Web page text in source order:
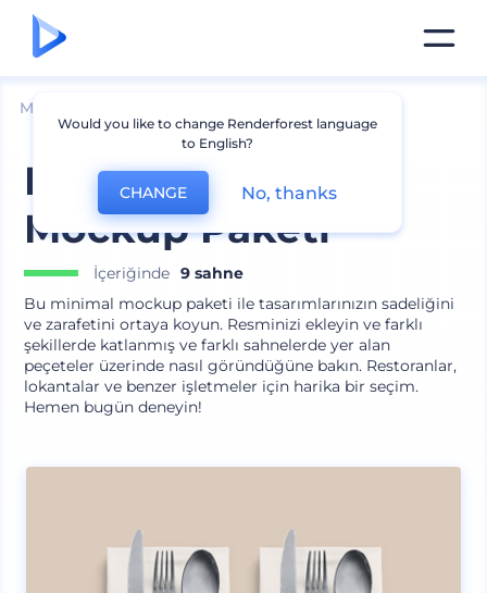
Mockuplar
Markalı Peçeteler
Mockup Paketi
İçeriğinde 9 sahne
Bu minimal mockup paketi ile tasarımlarınızın sadeliğini
ve zarafetini ortaya koyun. Resminizi ekleyin ve farklı
şekillerde katlanmış ve farklı sahnelerde yer alan
peçeteler üzerinde nasıl göründüğüne bakın. Restoranlar,
lokantalar ve benzer işletmeler için harika bir seçim.
Hemen bugün deneyin!
Would you like to change Renderforest language
to English?
CHANGE No, thanks